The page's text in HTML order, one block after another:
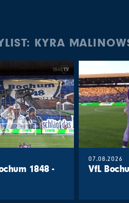
KYRA
1848 -
07.08.2026
VfL